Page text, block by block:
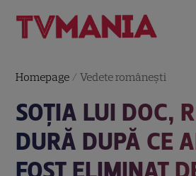
Homepage /Vedete româneşti
SOȚIA LUI DOC,
DURĂ DUPĂ CE